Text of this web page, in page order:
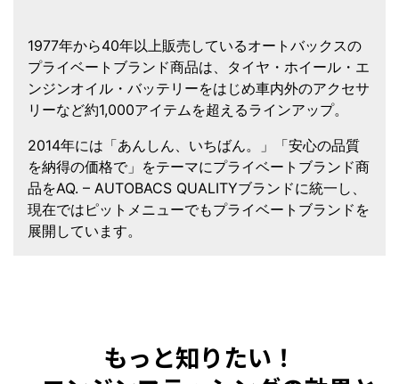
1977年から40年以上販売しているオートバックスの
プライベートブランド商品は、タイヤ・ホイール・エ
ンジンオイル・バッテリーをはじめ車内外のアクセサ
リーなど約1,000アイテムを超えるラインアップ。
2014年には「あんしん、いちばん。」「安心の品質
を納得の価格で」をテーマにプライベートブランド商
品をAQ. – AUTOBACS QUALITYブランドに統一し、
現在ではピットメニューでもプライベートブランドを
展開しています。
もっと知りたい！